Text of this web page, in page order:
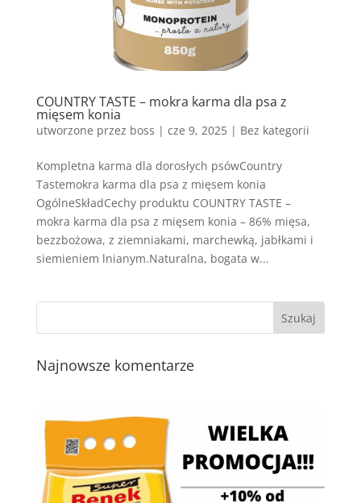
COUNTRY TASTE – mokra karma dla psa z
mięsem konia
utworzone przez boss | cze 9, 2025| Bez kategorii
Kompletna karma dla dorosłych psówCountry
Tastemokra karma dla psa z mięsem konia
OgólneSkładCechy produktu COUNTRY TASTE –
mokra karma dla psa z mięsem konia – 86% mięsa,
bezzbożowa, z ziemniakami, marchewką, jabłkami i
siemieniem lnianym.Naturalna, bogata w...
Najnowsze komentarze